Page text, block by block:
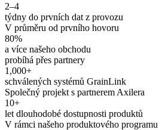
2–4
týdny do prvních dat z provozu
V průměru od prvního hovoru
80%
a více našeho obchodu
probíhá přes partnery
1,000+
schválených systémů GrainLink
Společný projekt s partnerem Axilera
10+
let dlouhodobé dostupnosti produktů
V rámci našeho produktového programu